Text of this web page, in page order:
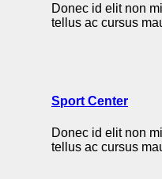
Donec id elit non
tellus ac cursus
Sport Center
Donec id elit non
tellus ac cursus